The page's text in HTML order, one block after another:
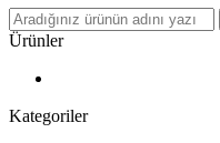
Ürünler
Kategoriler